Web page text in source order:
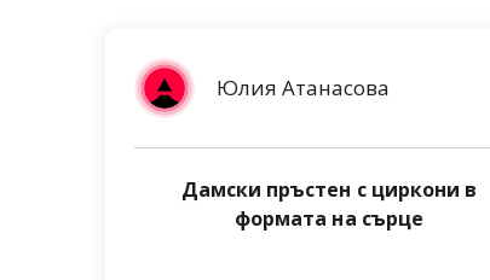
Юлия Атанасова
Дамски пръстен с циркони в
формата на сърце